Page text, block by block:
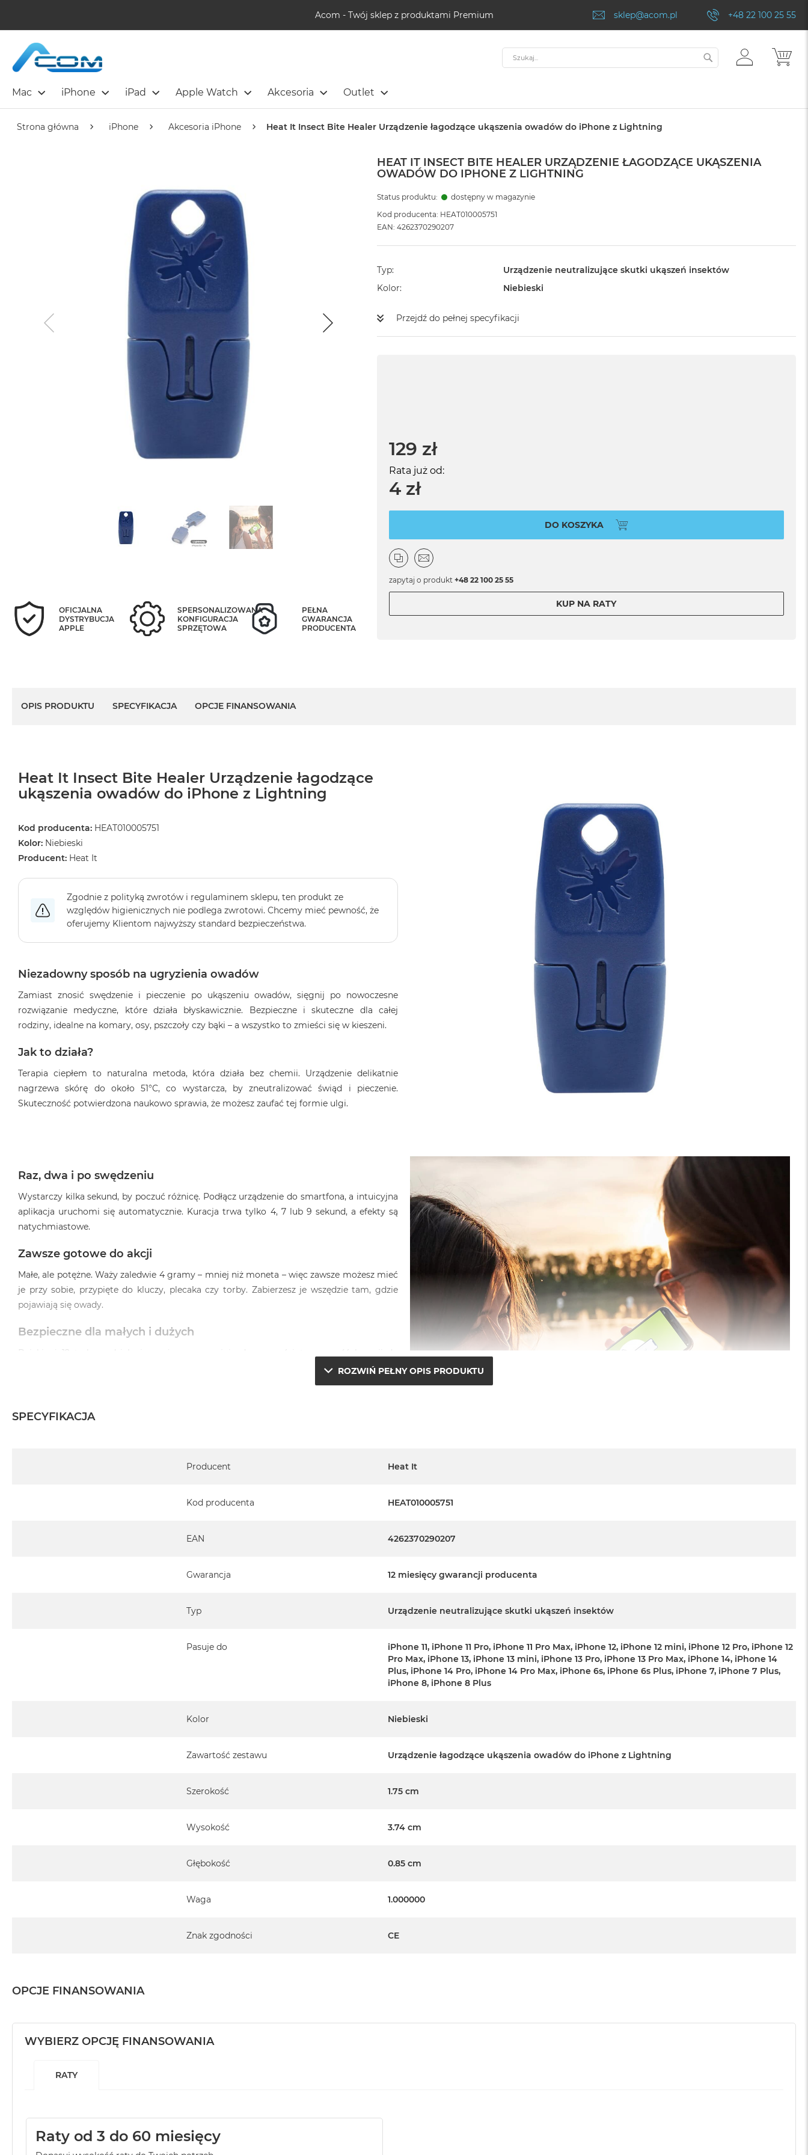
Acom - Twój sklep z produktami Premium sklep@acom.pl +48 22 100 25 55
Mac iPhone iPad Apple Watch Akcesoria Outlet
ZALOGUJ
SIĘ
Szukaj SZUKAJ
Strona główna iPhone Akcesoria iPhone Heat It Insect Bite Healer Urządzenie łagodzące ukąszenia owadów do iPhone z Lightning
HEAT IT INSECT BITE HEALER URZĄDZENIE ŁAGODZĄCE UKĄSZENIA
OWADÓW DO IPHONE Z LIGHTNING
Status produktu:
dostępny w magazynie
Kod producenta: HEAT010005751
EAN: 4262370290207
Typ
Urządzenie neutralizujące skutki ukąszeń insektów
Kolor
Niebieski
Przejdź do pełnej specyfikacji
129 zł
Rata już od:
4 zł
DO KOSZYKA
zapytaj o produkt +48 22 100 25 55
KUP NA RATY
OFICJALNA
DYSTRYBUCJA
APPLE
SPERSONALIZOWANA
KONFIGURACJA
SPRZĘTOWA
PEŁNA
GWARANCJA
PRODUCENTA
OPIS PRODUKTU SPECYFIKACJA OPCJE FINANSOWANIA
Heat It Insect Bite Healer Urządzenie łagodzące
ukąszenia owadów do iPhone z Lightning
Kod producenta: HEAT010005751
Kolor: Niebieski
Producent: Heat It
Zgodnie z polityką zwrotów i regulaminem sklepu, ten produkt ze
względów higienicznych nie podlega zwrotowi. Chcemy mieć pewność, że
oferujemy Klientom najwyższy standard bezpieczeństwa.
Niezadowny sposób na ugryzienia owadów
Zamiast znosić swędzenie i pieczenie po ukąszeniu owadów, sięgnij po nowoczesne
rozwiązanie medyczne, które działa błyskawicznie. Bezpieczne i skuteczne dla całej
rodziny, idealne na komary, osy, pszczoły czy bąki – a wszystko to zmieści się w kieszeni.
Jak to działa?
Terapia ciepłem to naturalna metoda, która działa bez chemii. Urządzenie delikatnie
nagrzewa skórę do około 51°C, co wystarcza, by zneutralizować świąd i pieczenie.
Skuteczność potwierdzona naukowo sprawia, że możesz zaufać tej formie ulgi.
Raz, dwa i po swędzeniu
Wystarczy kilka sekund, by poczuć różnicę. Podłącz urządzenie do smartfona, a intuicyjna
aplikacja uruchomi się automatycznie. Kuracja trwa tylko 4, 7 lub 9 sekund, a efekty są
natychmiastowe.
Zawsze gotowe do akcji
Małe, ale potężne. Waży zaledwie 4 gramy – mniej niż moneta – więc zawsze możesz mieć
je przy sobie, przypięte do kluczy, plecaka czy torby. Zabierzesz je wszędzie tam, gdzie
pojawiają się owady.
Bezpieczne dla małych i dużych
Dzięki aż 12 trybom działania możesz precyzyjnie dopasować intensywność kuracji do
wieku i wrażliwości skóry. Już 3-latki mogą z niego korzystać pod opieką dorosłych, a
Zero ładowania, maksymalna wydajność
Nie ma możliwości podłączenia urządzenia Heat It ze złączem Lightning do iPhone’a
ROZWIŃ PEŁNY OPIS PRODUKTU
SPECYFIKACJA
Producent
Heat It
Kod producenta HEAT010005751
EAN 4262370290207
Gwarancja 12 miesięcy gwarancji producenta
Typ Urządzenie neutralizujące skutki ukąszeń insektów
Pasuje do
iPhone 11, iPhone 11 Pro, iPhone 11 Pro Max, iPhone 12, iPhone 12 mini, iPhone 12 Pro, iPhone 12
Pro Max, iPhone 13, iPhone 13 mini, iPhone 13 Pro, iPhone 13 Pro Max, iPhone 14, iPhone 14
Plus, iPhone 14 Pro, iPhone 14 Pro Max, iPhone 6s, iPhone 6s Plus, iPhone 7, iPhone 7 Plus,
iPhone 8, iPhone 8 Plus
Kolor Niebieski
Zawartość zestawu Urządzenie łagodzące ukąszenia owadów do iPhone z Lightning
Szerokość 1.75 cm
Wysokość 3.74 cm
Głębokość 0.85 cm
Waga 1.000000
Znak zgodności CE
OPCJE FINANSOWANIA
WYBIERZ OPCJĘ FINANSOWANIA
RATY
Raty od 3 do 60 miesięcy